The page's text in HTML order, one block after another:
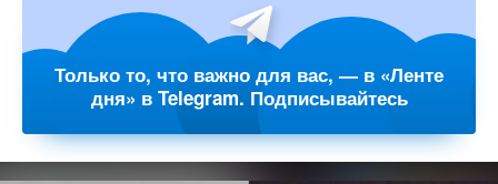
Только то, что важно для вас, — в «Ленте
дня» в Telegram. Подписывайтесь